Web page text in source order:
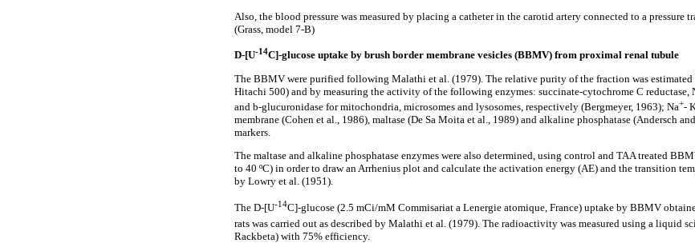
Also, the blood pressure was measured by placing a catheter in the carotid artery connected to a pressure
(Grass, model 7-B)
D-[U-14C]-glucose uptake by brush border membrane vesicles (BBMV) from proximal renal tubule
The BBMV were purified following Malathi et al. (1979). The relative purity of the fraction was
Hitachi 500) and by measuring the activity of the following enzymes: succinate-cytochrome C reductase,
and b-glucuronidase for mitochondria, microsomes and lysosomes, respectively (Bergmeyer, 1963); Na+-
membrane (Cohen et al., 1986), maltase (De Sa Moita et al., 1989) and alkaline phosphatase (Andersch
markers.
The maltase and alkaline phosphatase enzymes were also determined, using control and TAA treated
to 40 ºC) in order to draw an Arrhenius plot and calculate the activation energy (AE) and the transition
by Lowry et al. (1951).
The D-[U-14C]-glucose (2.5 mCi/mM Commisariat a Lenergie atomique, France) uptake by BBMV
rats was carried out as described by Malathi et al. (1979). The radioactivity was measured using a liquid
Rackbeta) with 75% efficiency.